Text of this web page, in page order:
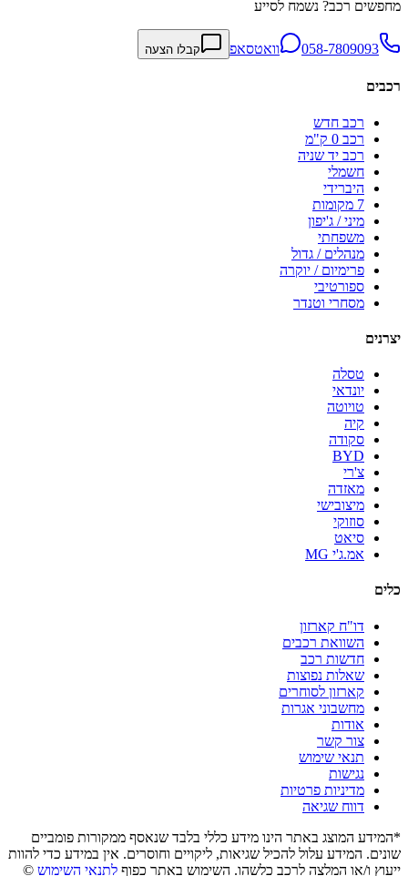
מחפשים רכב? נשמח לסייע
058-7809093 וואטסאפ קבלו הצעה
רכבים
רכב חדש
רכב 0 ק"מ
רכב יד שניה
חשמלי
היברידי
7 מקומות
מיני / ג'יפון
משפחתי
מנהלים / גדול
פרימיום / יוקרה
ספורטיבי
מסחרי וטנדר
יצרנים
טסלה
יונדאי
טויוטה
קיה
סקודה
BYD
צ'רי
מאזדה
מיצובישי
סוזוקי
סיאט
אמ.ג'י MG
כלים
דו"ח קארזון
השוואת רכבים
חדשות רכב
שאלות נפוצות
קארזון לסוחרים
מחשבוני אגרות
אודות
צור קשר
תנאי שימוש
נגישות
מדיניות פרטיות
דווח שגיאה
*המידע המוצג באתר הינו מידע כללי בלבד שנאסף ממקורות פומביים
שונים. המידע עלול להכיל שגיאות, ליקויים וחוסרים. אין במידע כדי להוות
ייעוץ ו/או המלצה לרכב כלשהו. השימוש באתר כפוף לתנאי השימוש ©